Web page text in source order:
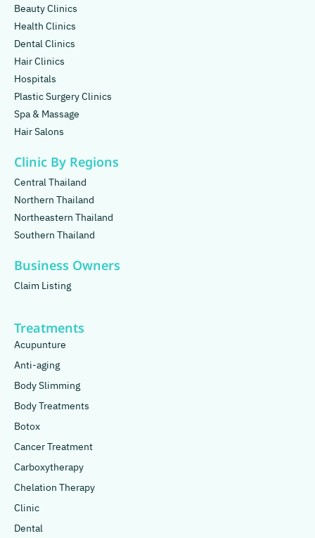
Beauty Clinics
Health Clinics
Dental Clinics
Hair Clinics
Hospitals
Plastic Surgery Clinics
Spa & Massage
Hair Salons
Clinic By Regions
Central Thailand
Northern Thailand
Northeastern Thailand
Southern Thailand
Business Owners
Claim Listing
Treatments
Acupunture
Anti-aging
Body Slimming
Body Treatments
Botox
Cancer Treatment
Carboxytherapy
Chelation Therapy
Clinic
Dental